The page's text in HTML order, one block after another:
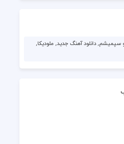
دانلود آهنگ جدید, ملودیکا,